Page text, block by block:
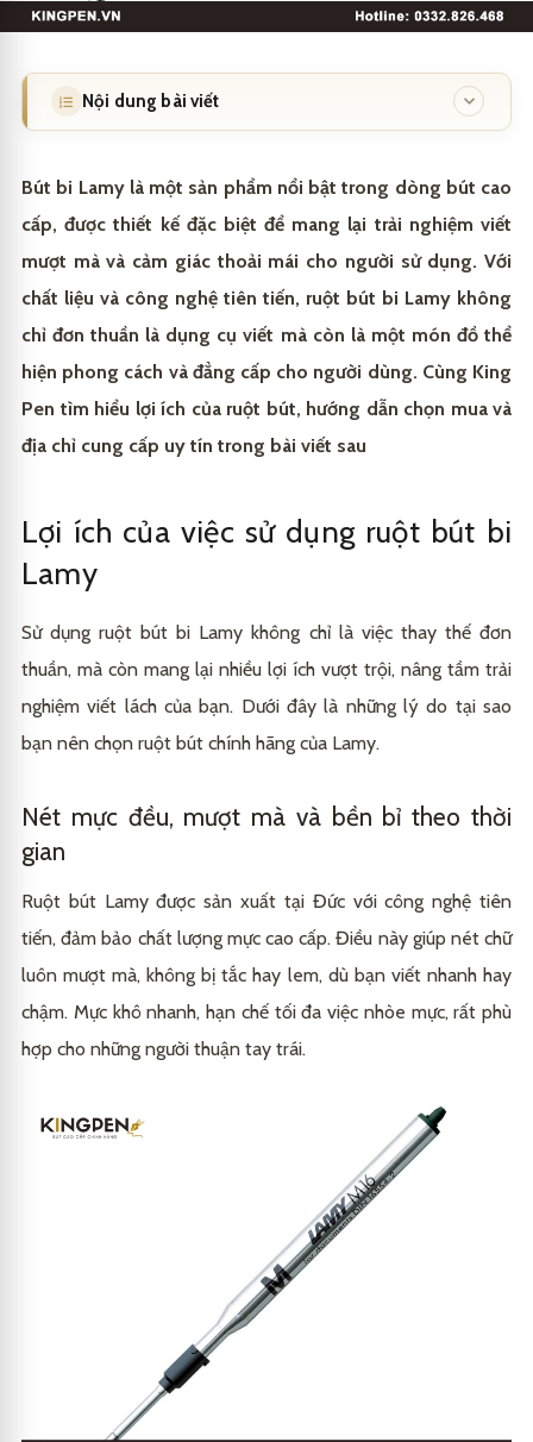
Nội dung bài viết
Nét mực đều, mượt mà và bền bỉ theo thời gian
1.2 Tương thích hoàn hảo với các dòng bút Lamy
1.3 Góp phần bảo vệ môi trường và tối ưu chi phí
Đặc điểm nổi bật của ruột bút bi Lamy
2.1 Mực chất lượng cao, viết êm và không lem
Hướng dẫn chọn ruột bút bi Lamy phù hợp
3.2
Lựa chọn kích cỡ ngòi (size) và màu sắc theo nhu
Bút bi Lamy là một sản phẩm nổi bật trong dòng bút cao
cấp, được thiết kế đặc biệt để mang lại trải nghiệm viết
mượt mà và cảm giác thoải mái cho người sử dụng. Với
chất liệu và công nghệ tiên tiến, ruột bút bi Lamy không
chỉ đơn thuần là dụng cụ viết mà còn là một món đồ thể
hiện phong cách và đẳng cấp cho người dùng. Cùng King
Pen tìm hiểu lợi ích của ruột bút, hướng dẫn chọn mua và
địa chỉ cung cấp uy tín trong bài viết sau
Lợi ích của việc sử dụng ruột bút bi
Lamy
Sử dụng ruột bút bi Lamy không chỉ là việc thay thế đơn
thuần, mà còn mang lại nhiều lợi ích vượt trội, nâng tầm trải
nghiệm viết lách của bạn. Dưới đây là những lý do tại sao
bạn nên chọn ruột bút chính hãng của Lamy.
Nét mực đều, mượt mà và bền bỉ theo thời
gian
Ruột bút Lamy được sản xuất tại Đức với công nghệ tiên
tiến, đảm bảo chất lượng mực cao cấp. Điều này giúp nét chữ
luôn mượt mà, không bị tắc hay lem, dù bạn viết nhanh hay
chậm. Mực khô nhanh, hạn chế tối đa việc nhòe mực, rất phù
hợp cho những người thuận tay trái.